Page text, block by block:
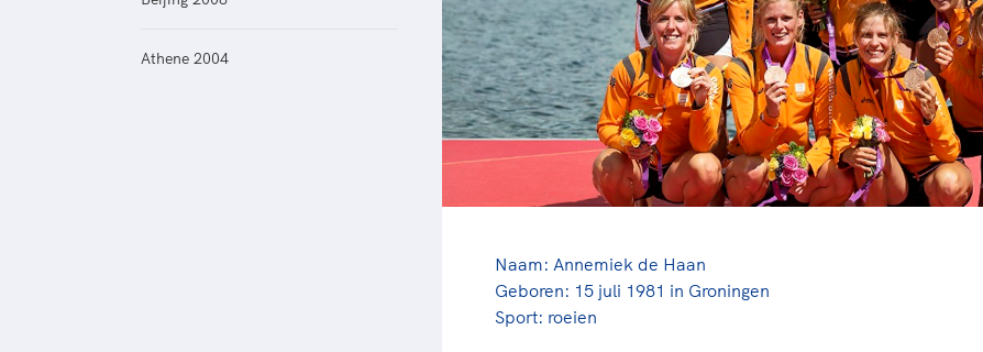
positionering van sport
je
Diversiteit en inclusie
Gezonde sportomgeving
Bekwaam sportkader
Vitale clubs en bestuurlijk kader
Lees
Athene 2004
Naam: Annemiek de Haan
Geboren: 15 juli 1981 in Groningen
Sport: roeien